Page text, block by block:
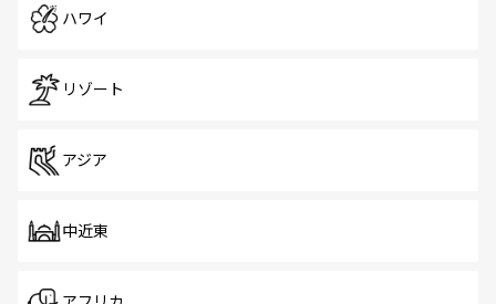
ハワイ
リゾート
アジア
中近東